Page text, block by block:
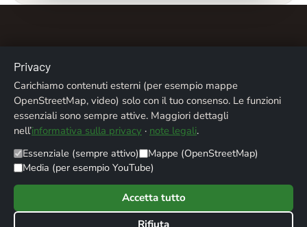
Chi siamo Contatti Note legali
Privacy
Crediti fotografici
© 2026 ALPENTREFF · POWERED BYMIKO24 - IT SERVICE
Privacy
Carichiamo contenuti esterni (per esempio mappe
OpenStreetMap, video) solo con il tuo consenso. Le funzioni
essenziali sono sempre attive. Maggiori dettagli
nell’informativa sulla privacy · note legali.
Essenziale (sempre attivo)
Mappe (OpenStreetMap)
Media (per esempio YouTube)
Accetta tutto
Rifiuta